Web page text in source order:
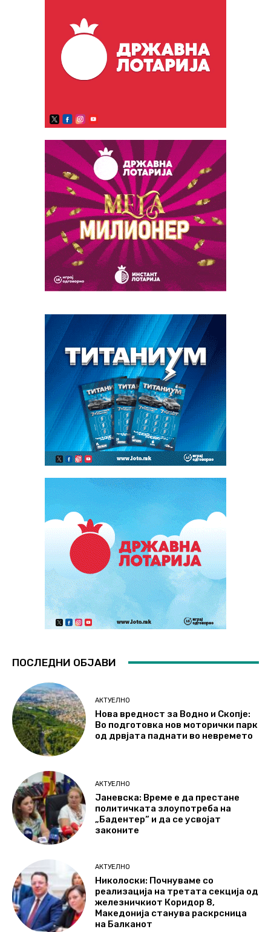
ПОСЛЕДНИ ОБЈАВИ
АКТУЕЛНО
Нова вредност за Водно и Скопје:
Во подготовка нов моторички парк
од дрвјата паднати во невремето
АКТУЕЛНО
Јаневска: Време е да престане
политичката злоупотреба на
„Бадентер“ и да се усвојат
законите
АКТУЕЛНО
Николоски: Почнуваме со
реализација на третата секција од
железничкиот Коридор 8,
Македонија станува раскрсница
на Балканот